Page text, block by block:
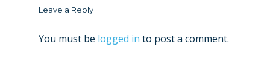
Leave a Reply
You must be logged in to post a comment.